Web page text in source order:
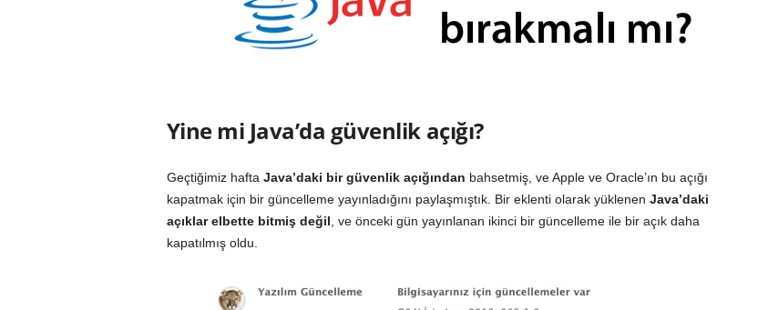
Yine mi Java’da güvenlik açığı?
Geçtiğimiz hafta Java’daki bir güvenlik açığından bahsetmiş, ve Apple ve Oracle’ın bu açığı
kapatmak için bir güncelleme yayınladığını paylaşmıştık. Bir eklenti olarak yüklenen Java’daki
açıklar elbette bitmiş değil , ve önceki gün yayınlanan ikinci bir güncelleme ile bir açık daha
kapatılmış oldu.